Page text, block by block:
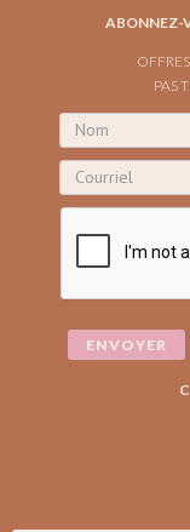
ABONNEZ-
PAS